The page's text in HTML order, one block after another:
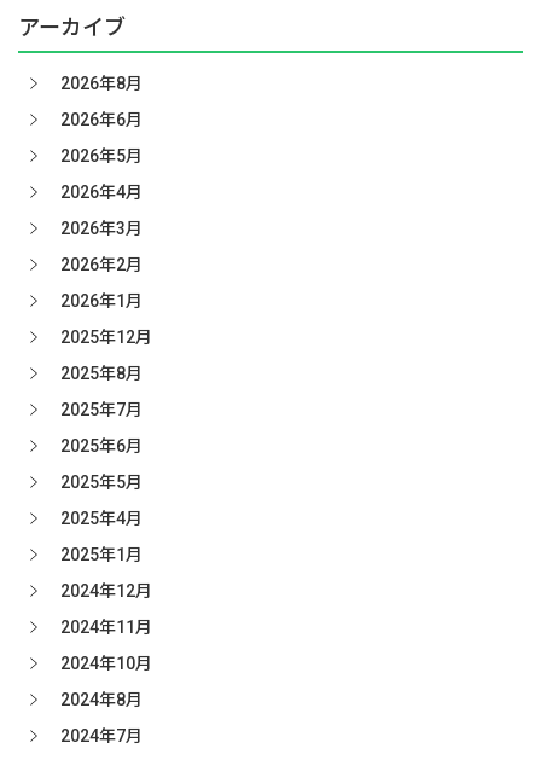
アーカイブ
2026年8月
2026年6月
2026年5月
2026年4月
2026年3月
2026年2月
2026年1月
2025年12月
2025年8月
2025年7月
2025年6月
2025年5月
2025年4月
2025年1月
2024年12月
2024年11月
2024年10月
2024年8月
2024年7月